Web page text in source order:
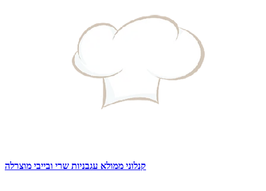
קנלוני ממולא עגבניות שרי ובייבי מוצרלה